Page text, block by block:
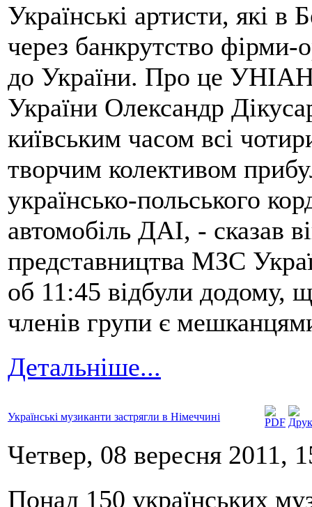
Українські артисти, які в
через банкрутство фірми-
до України. Про це
України Олександр
київським часом всі
творчим колективом
українсько-польського
автомобіль ДАІ, - сказав
представництва МЗС
об 11:45 відбули додому,
членів групи є
Детальніше...
Українські музиканти застрягли в Німеччині
Четвер, 08 вересня 2011,
Понад 150 українських